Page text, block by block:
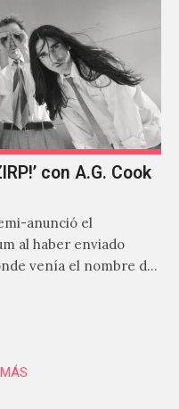
con A.G. Cook
anunció el
al haber enviado
venía el nombre de